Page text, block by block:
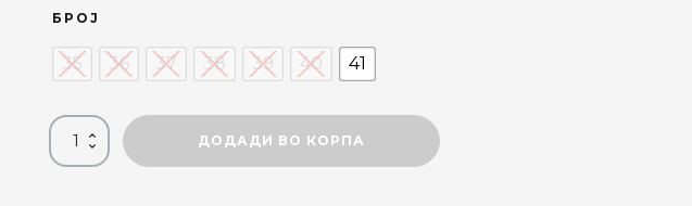
price
was:
3.590 ден.
is:
2.510 ден.
БРОЈ
35 36 37 38 39 40 41
ДОДАДИ ВО КОРПА